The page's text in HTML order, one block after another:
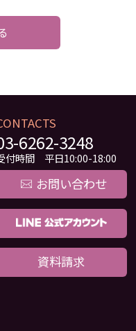
6262-3248
付時間 平日10:00-18:00
お問い合わせ
資料請求